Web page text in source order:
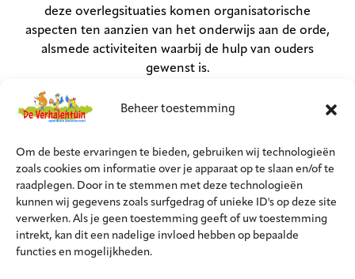
Beheer toestemming
Om de beste ervaringen te bieden, gebruiken wij technologieën
zoals cookies om informatie over je apparaat op te slaan en/of te
raadplegen. Door in te stemmen met deze technologieën
kunnen wij gegevens zoals surfgedrag of unieke ID's op deze site
verwerken. Als je geen toestemming geeft of uw toestemming
intrekt, kan dit een nadelige invloed hebben op bepaalde
functies en mogelijkheden.
deze overlegsituaties komen organisatorische
aspecten ten aanzien van het onderwijs aan de orde,
alsmede activiteiten waarbij de hulp van ouders
gewenst is.
In schooljaar 2025-2026 bestaat de ouderraad uit de
volgende ouders: Heida Visser (voorzitter), Monique
Brinks (secretaris), Ilka Bryan (penningmeester),
Anton Weekers, Judith Rikers, Ruud Korsten, Ismaine
Welling, Nickey Jongmans en Vinay Narain. De
ouderraad is te bereiken via
or@obsdeverhalentuin.nl.